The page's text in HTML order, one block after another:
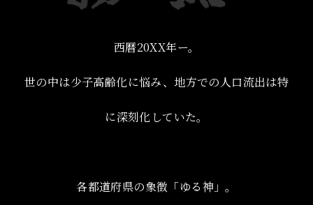
西暦20XX年ー。
世の中は少子高齢化に悩み、地方での人口流出は特
に深刻化していた。
各都道府県の象徴「ゆる神」。